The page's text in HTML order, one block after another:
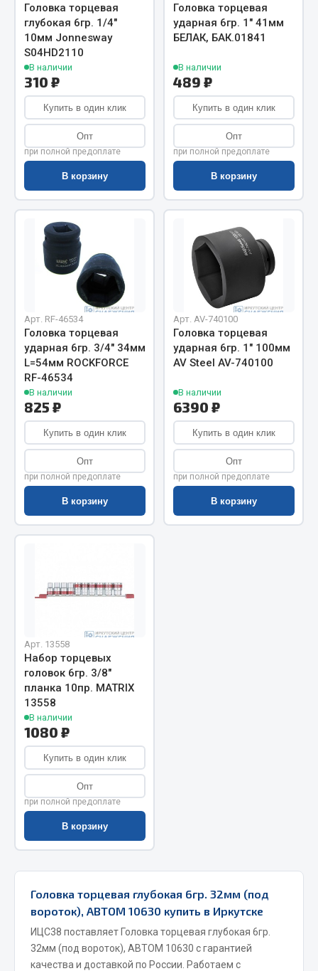
Весь раздел
Цепи подъёмные
Весь раздел
Кольца уплотнительные
Паронит
Патрубки
Прокладки
Рукава высокого давления
Показать ещё
Весь раздел
Автомобильная электрика
Автолампы
Блоки реле и предохранителей
Вилки нагрузочные
Выключатели и переключатели клавишные
Выключатели кнопочные
Выключатель массы
Запчасти на полуприцепы
Амортизаторы для полуприцепов
Весь раздел
Запчасти КамАЗ
Двигатель
Система питания
Система выпуска газа
Коробка передач
Коробка передач ZF
Показать ещё
Головка торцевая
глубокая 6гр. 1/4"
10мм Jonnesway
S04HD2110
В наличии
310 ₽
Купить в один клик
Опт
при полной предоплате
В корзину
Головка торцевая
ударная 6гр. 1" 41мм
БЕЛАК, БАК.01841
В наличии
489 ₽
Купить в один клик
Опт
при полной предоплате
В корзину
Арт. RF-46534
Головка торцевая
ударная 6гр. 3/4" 34мм
L=54мм ROCKFORCE
RF-46534
В наличии
825 ₽
Купить в один клик
Опт
при полной предоплате
В корзину
Арт. AV-740100
Головка торцевая
ударная 6гр. 1" 100мм
AV Steel AV-740100
В наличии
6390 ₽
Купить в один клик
Опт
при полной предоплате
В корзину
Арт. 13558
Набор торцевых
головок 6гр. 3/8"
планка 10пр. MATRIX
13558
В наличии
1080 ₽
Купить в один клик
Опт
при полной предоплате
В корзину
Головка торцевая глубокая 6гр. 32мм (под
вороток), АВТОМ 10630 купить в Иркутске
ИЦС38 поставляет Головка торцевая глубокая 6гр.
32мм (под вороток), АВТОМ 10630 с гарантией
качества и доставкой по России. Работаем с